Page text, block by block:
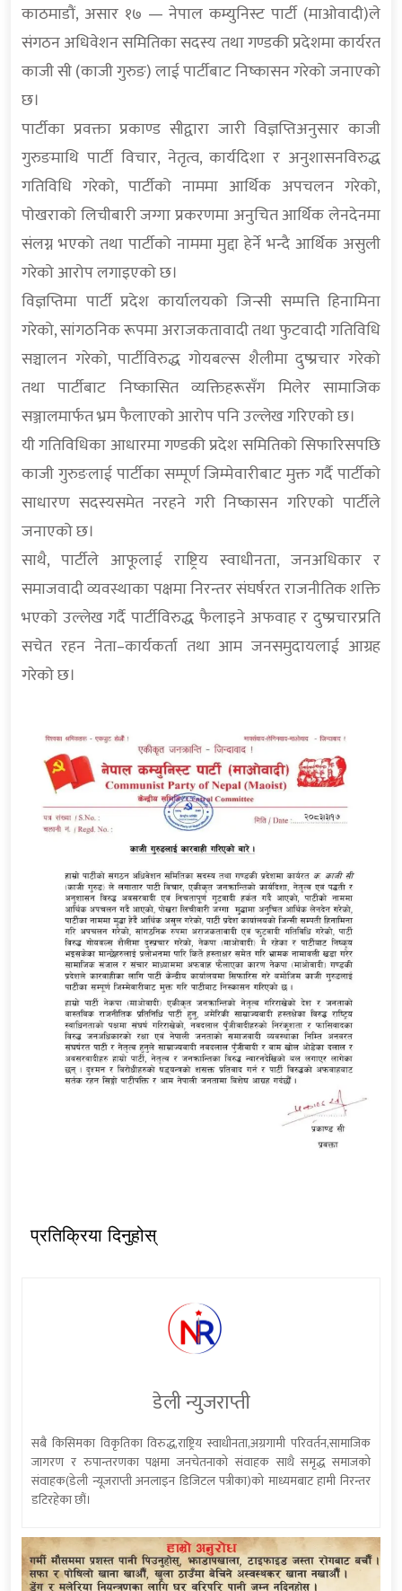
काठमाडौं, असार १७ — नेपाल कम्युनिस्ट पार्टी (माओवादी)ले
संगठन अधिवेशन समितिका सदस्य तथा गण्डकी प्रदेशमा कार्यरत
काजी सी (काजी गुरुङ) लाई पार्टीबाट निष्कासन गरेको जनाएको
छ।
पार्टीका प्रवक्ता प्रकाण्ड सीद्वारा जारी विज्ञप्तिअनुसार काजी
गुरुङमाथि पार्टी विचार, नेतृत्व, कार्यदिशा र अनुशासनविरुद्ध
गतिविधि गरेको, पार्टीको नाममा आर्थिक अपचलन गरेको,
पोखराको लिचीबारी जग्गा प्रकरणमा अनुचित आर्थिक लेनदेनमा
संलग्न भएको तथा पार्टीको नाममा मुद्दा हेर्ने भन्दै आर्थिक असुली
गरेको आरोप लगाइएको छ।
विज्ञप्तिमा पार्टी प्रदेश कार्यालयको जिन्सी सम्पत्ति हिनामिना
गरेको, सांगठनिक रूपमा अराजकतावादी तथा फुटवादी गतिविधि
सञ्चालन गरेको, पार्टीविरुद्ध गोयबल्स शैलीमा दुष्प्रचार गरेको
तथा पार्टीबाट निष्कासित व्यक्तिहरूसँग मिलेर सामाजिक
सञ्जालमार्फत भ्रम फैलाएको आरोप पनि उल्लेख गरिएको छ।
यी गतिविधिका आधारमा गण्डकी प्रदेश समितिको सिफारिसपछि
काजी गुरुङलाई पार्टीका सम्पूर्ण जिम्मेवारीबाट मुक्त गर्दै पार्टीको
साधारण सदस्यसमेत नरहने गरी निष्कासन गरिएको पार्टीले
जनाएको छ।
साथै, पार्टीले आफूलाई राष्ट्रिय स्वाधीनता, जनअधिकार र
समाजवादी व्यवस्थाका पक्षमा निरन्तर संघर्षरत राजनीतिक शक्ति
भएको उल्लेख गर्दै पार्टीविरुद्ध फैलाइने अफवाह र दुष्प्रचारप्रति
सचेत रहन नेता–कार्यकर्ता तथा आम जनसमुदायलाई आग्रह
गरेको छ।
प्रतिक्रिया दिनुहोस्
डेली न्युजराप्ती
सबै किसिमका विकृतिका विरुद्ध,राष्ट्रिय स्वाधीनता,अग्रगामी परिवर्तन,सामाजिक
जागरण र रुपान्तरणका पक्षमा जनचेतनाको संवाहक साथै समृद्ध समाजको
संवाहक(डेली न्यूजराप्ती अनलाइन डिजिटल पत्रीका)को माध्यमबाट हामी निरन्तर
डटिरहेका छौं।